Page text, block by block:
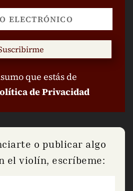
que estás de
de Privacidad
o publicar algo
el violín, escríbeme: